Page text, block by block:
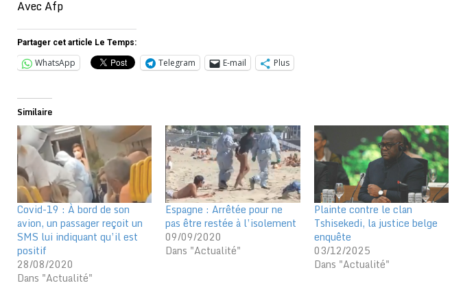
Avec Afp
Partager cet article Le Temps:
WhatsApp Telegram E-mail Plus
Similaire
Covid-19 : À bord de son
avion, un passager reçoit un
SMS lui indiquant qu’il est
positif
28/08/2020
Dans "Actualité"
Espagne : Arrêtée pour ne
pas être restée à l’isolement
09/09/2020
Dans "Actualité"
Plainte contre le clan
Tshisekedi, la justice belge
enquête
03/12/2025
Dans "Actualité"